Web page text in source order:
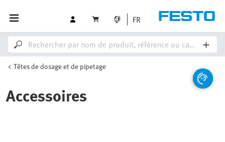
FR
Têtes de dosage et de pipetage
Accessoires